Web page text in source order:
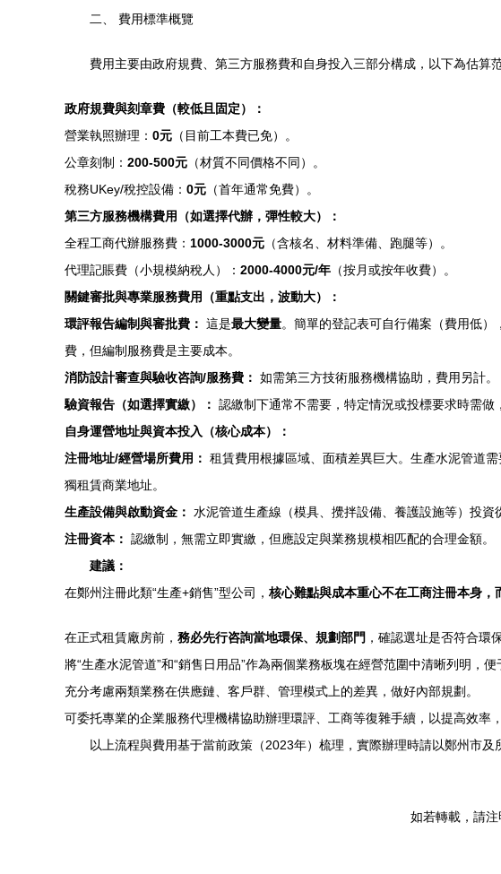
二、 費用標準概覽
費用主要由政府規費、第三方服務費和自身投入三部分構成，以下為估算
政府規費與刻章費（較低且固定）：
營業執照辦理： 0元 （目前工本費已免）。
公章刻制： 200-500元 （材質不同價格不同）。
稅務UKey/稅控設備： 0元 （首年通常免費）。
第三方服務機構費用（如選擇代辦，彈性較大）：
全程工商代辦服務費： 1000-3000元 （含核名、材料準備、跑腿等）。
代理記賬費（小規模納稅人）： 2000-4000元/年 （按月或按年收費）。
關鍵審批與專業服務費用（重點支出，波動大）：
環評報告編制與審批費： 這是最大變量。簡單的登記表可自行備案（費用低
費，但編制服務費是主要成本。
消防設計審查與驗收咨詢/服務費： 如需第三方技術服務機構協助，費用另計。
驗資報告（如選擇實繳）： 認繳制下通常不需要，特定情況或投標要求時需做
自身運營地址與資本投入（核心成本）：
注冊地址/經營場所費用： 租賃費用根據區域、面積差異巨大。生產水泥管道需
獨租賃商業地址。
生產設備與啟動資金： 水泥管道生產線（模具、攪拌設備、養護設施等）投資
注冊資本： 認繳制，無需立即實繳，但應設定與業務規模相匹配的合理金額。
建議：
在鄭州注冊此類“生產+銷售”型公司， 核心難點與成本重心不在工商注冊本身
在正式租賃廠房前， 務必先行咨詢當地環保、規劃部門 ，確認選址是否符合環
將“生產水泥管道”和“銷售日用品”作為兩個業務板塊在經營范圍中清晰列明，便
充分考慮兩類業務在供應鏈、客戶群、管理模式上的差異，做好內部規劃。
可委托專業的企業服務代理機構協助辦理環評、工商等復雜手續，以提高效率，
以上流程與費用基于當前政策（2023年）梳理，實際辦理時請以鄭州市及
如若轉載，請